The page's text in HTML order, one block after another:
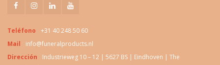
Teléfono
+31 40 248 50 60
Mail
info@funeralproducts.nl
Dirección
Industrieweg 10 – 12 | 5627 BS | Eindhoven | The